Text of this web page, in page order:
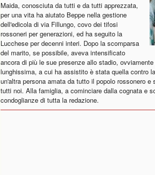
Maida, conosciuta da tutti e da tutti apprezzata,
per una vita ha aiutato Beppe nella gestione
dell'edicola di via Fillungo, covo dei tifosi
rossoneri per generazioni, ed ha seguito la
Lucchese per decenni interi. Dopo la scomparsa
del marito, se possibile, aveva intensificato
ancora di più le sue presenze allo stadio,
lunghissima, a cui ha assistito è stata quella contro
un'altra persona amata da tutto il popolo rossonero
tutti noi. Alla famiglia, a cominciare dalla cognata e
condoglianze di tutta la redazione.